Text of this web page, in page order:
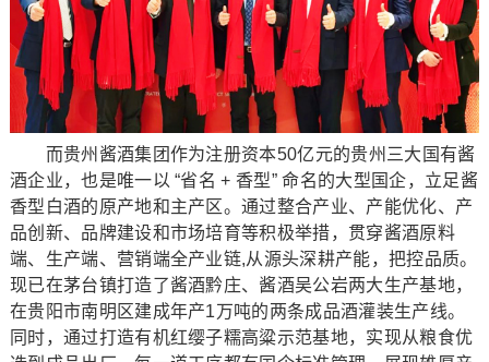
而贵州酱酒集团作为注册资本50亿元的贵州三大国有酱
酒企业，也是唯一以 “省名 + 香型” 命名的大型国企，立足酱
香型白酒的原产地和主产区。通过整合产业、产能优化、产
品创新、品牌建设和市场培育等积极举措，贯穿酱酒原料
端、生产端、营销端全产业链,从源头深耕产能，把控品质。
现已在茅台镇打造了酱酒黔庄、酱酒吴公岩两大生产基地，
在贵阳市南明区建成年产1万吨的两条成品酒灌装生产线。
同时，通过打造有机红缨子糯高粱示范基地，实现从粮食优